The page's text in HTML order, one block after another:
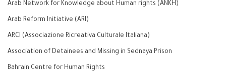
Arab Network for Knowledge about Human rights (ANKH)
Arab Reform Initiative (ARI)
ARCI (Associazione Ricreativa Culturale Italiana)
Association of Detainees and Missing in Sednaya Prison
Bahrain Centre for Human Rights